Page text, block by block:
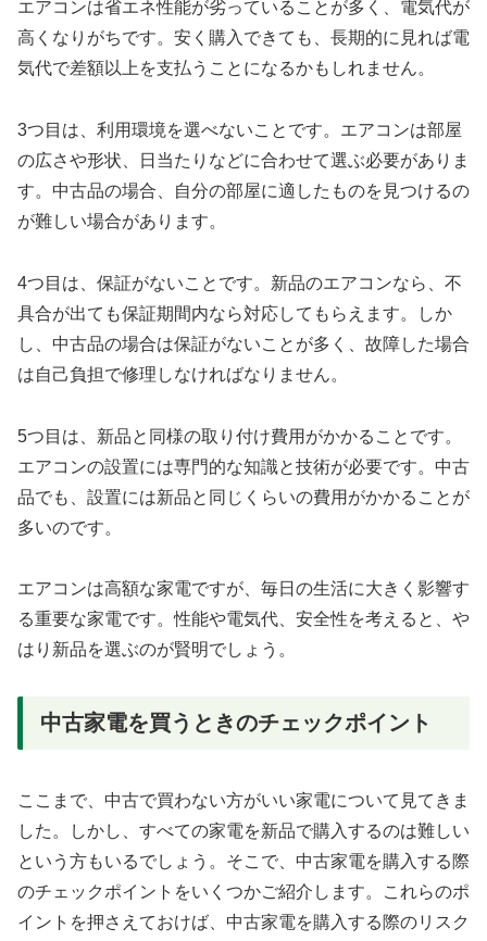
エアコンは省エネ性能が劣っていることが多く、電気代が
高くなりがちです。安く購入できても、長期的に見れば電
気代で差額以上を支払うことになるかもしれません。
3つ目は、利用環境を選べないことです。エアコンは部屋
の広さや形状、日当たりなどに合わせて選ぶ必要がありま
す。中古品の場合、自分の部屋に適したものを見つけるの
が難しい場合があります。
4つ目は、保証がないことです。新品のエアコンなら、不
具合が出ても保証期間内なら対応してもらえます。しか
し、中古品の場合は保証がないことが多く、故障した場合
は自己負担で修理しなければなりません。
5つ目は、新品と同様の取り付け費用がかかることです。
エアコンの設置には専門的な知識と技術が必要です。中古
品でも、設置には新品と同じくらいの費用がかかることが
多いのです。
エアコンは高額な家電ですが、毎日の生活に大きく影響す
る重要な家電です。性能や電気代、安全性を考えると、や
はり新品を選ぶのが賢明でしょう。
中古家電を買うときのチェックポイント
ここまで、中古で買わない方がいい家電について見てきま
した。しかし、すべての家電を新品で購入するのは難しい
という方もいるでしょう。そこで、中古家電を購入する際
のチェックポイントをいくつかご紹介します。これらのポ
イントを押さえておけば、中古家電を購入する際のリスク